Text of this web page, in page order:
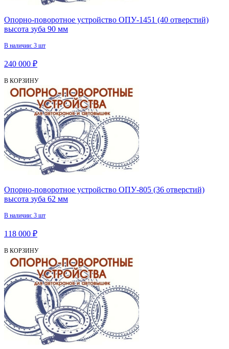
Опорно-поворотное устройство ОПУ-1451 (40 отверстий)
высота зуба 90 мм
В наличии: 3 шт
240 000 ₽
В КОРЗИНУ
Опорно-поворотное устройство ОПУ-805 (36 отверстий)
высота зуба 62 мм
В наличии: 3 шт
118 000 ₽
В КОРЗИНУ